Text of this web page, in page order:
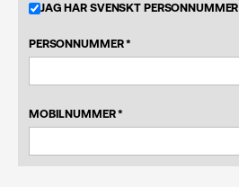
JAG HAR SVENSKT PERSONNUMMER
PERSONNUMMER *
MOBILNUMMER *